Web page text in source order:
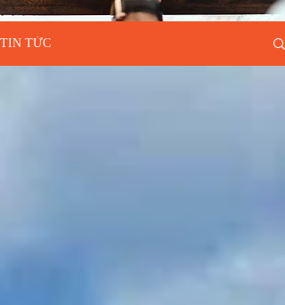
TIN TỨC